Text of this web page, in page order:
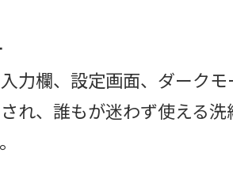
力欄、設定画面、ダークモ
れ、誰もが迷わず使える洗